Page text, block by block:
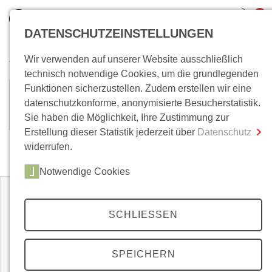
inkl. MwSt.
0,00 €
Zum Warenkorb Zur Kasse
Wo bin ich?
Mirjam Wenzel
Zeitschriften
DATENSCHUTZEINSTELLUNGEN
Wir verwenden auf unserer Website ausschließlich
technisch notwendige Cookies, um die grundlegenden
Funktionen sicherzustellen. Zudem erstellen wir eine
datenschutzkonforme, anonymisierte Besucherstatistik.
Sie haben die Möglichkeit, Ihre Zustimmung zur
Erstellung dieser Statistik jederzeit über Datenschutz
widerrufen.
Notwendige Cookies
SCHLIESSEN
SPEICHERN